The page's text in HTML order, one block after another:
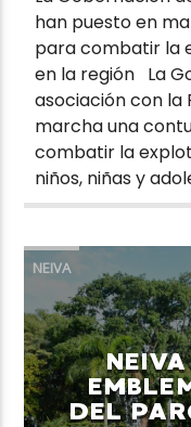
han puesto en
para combatir la
en la región La
asociación con la
marcha una
combatir la
niños, niñas y
NEIVA
DEL